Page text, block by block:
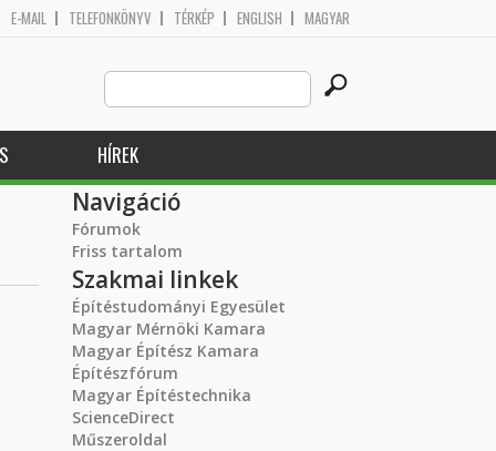
E-MAIL TELEFONKÖNYV TÉRKÉP ENGLISH MAGYAR
Search
this
site
HÍREK
Navigáció
Fórumok
Friss tartalom
Szakmai linkek
Építéstudományi Egyesület
Magyar Mérnöki Kamara
Magyar Építész Kamara
Építészfórum
Magyar Építéstechnika
ScienceDirect
Műszeroldal